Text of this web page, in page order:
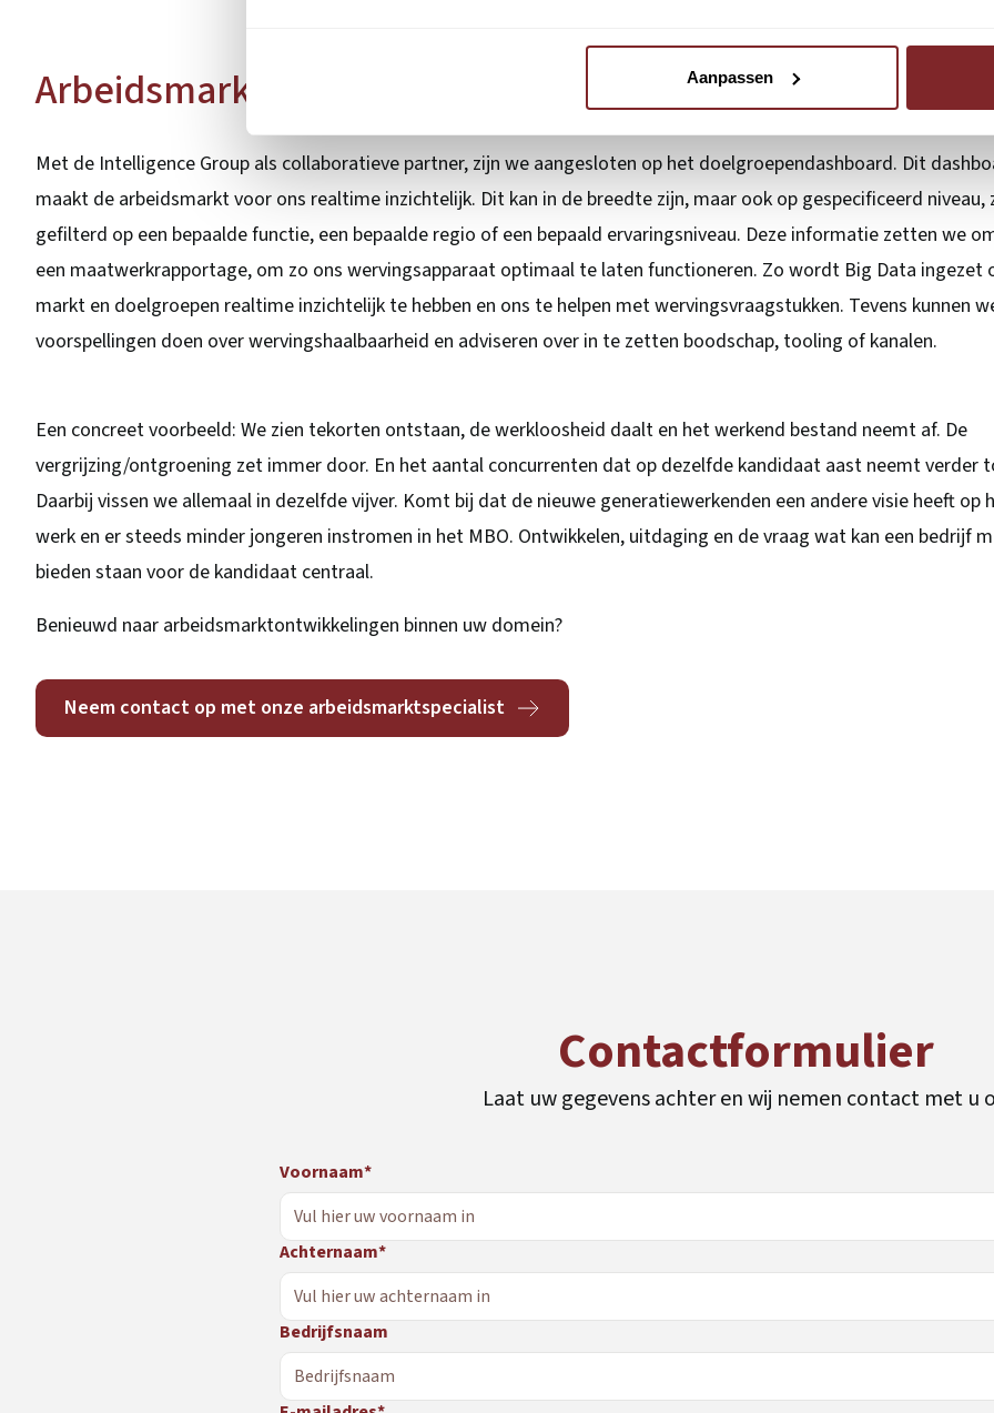
Aanpassen
Arbeidsmarktscan
Met de Intelligence Group als collaboratieve partner, zijn we aangesloten op het doelgroependashboard. Dit
maakt de arbeidsmarkt voor ons realtime inzichtelijk. Dit kan in de breedte zijn, maar ook op gespecificeerd niveau,
gefilterd op een bepaalde functie, een bepaalde regio of een bepaald ervaringsniveau. Deze informatie zetten we
een maatwerkrapportage, om zo ons wervingsapparaat optimaal te laten functioneren. Zo wordt Big Data ingezet
markt en doelgroepen realtime inzichtelijk te hebben en ons te helpen met wervingsvraagstukken. Tevens kunnen
voorspellingen doen over wervingshaalbaarheid en adviseren over in te zetten boodschap, tooling of kanalen.
Een concreet voorbeeld: We zien tekorten ontstaan, de werkloosheid daalt en het werkend bestand neemt af. De
vergrijzing/ontgroening zet immer door. En het aantal concurrenten dat op dezelfde kandidaat aast neemt verder
Daarbij vissen we allemaal in dezelfde vijver. Komt bij dat de nieuwe generatiewerkenden een andere visie heeft op
werk en er steeds minder jongeren instromen in het MBO. Ontwikkelen, uitdaging en de vraag wat kan een bedrijf
bieden staan voor de kandidaat centraal.
Benieuwd naar arbeidsmarktontwikkelingen binnen uw domein?
Neem contact op met onze arbeidsmarktspecialist
Contactformulier
Laat uw gegevens achter en wij nemen contact met u
Voornaam*
Achternaam*
Bedrijfsnaam